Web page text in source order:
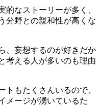
的なストーリーが多く、
分野との親和性が高くな
、妄想するのが好きだか
考える人が多いのも理由
トもたくさんいるので、
メージが湧いているた